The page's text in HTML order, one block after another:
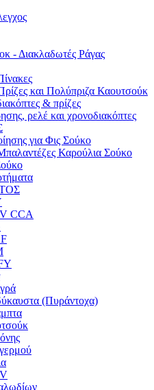
- Διακλαδωτές Ράγας
και Πολύπριζα Καουτσούκ
& πρίζες
ρελέ και χρονοδιακόπτες
για Φις Σούκο
Καρούλια Σούκο
CCA
(Πυράντοχα)